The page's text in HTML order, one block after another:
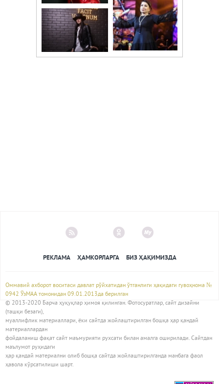
РЕКЛАМА ҲАМКОРЛАРГА БИЗ ҲАҚИМИЗДА
Оммавий ахборот воситаси давлат рўйхатидан ўтганлиги ҳақидаги гувоҳнома №
0942 ЎзМАА томонидан 09.01.2013да берилган
© 2013-2020 Барча ҳуқуқлар ҳимоя қилинган. Фотосуратлар, сайт дизайни
(ташқи безаги),
муаллифлик материаллари, ёки сайтда жойлаштирилган бошқа ҳар қандай
материаллардан
фойдаланиш фақат сайт маъмурияти рухсати билан амалга оширилади. Сайтдан
маълумот руҳидаги
ҳар қандай материални олиб бошқа сайтда жойлаштирилганда манбага фаол
ҳавола кўрсатилиши шарт.